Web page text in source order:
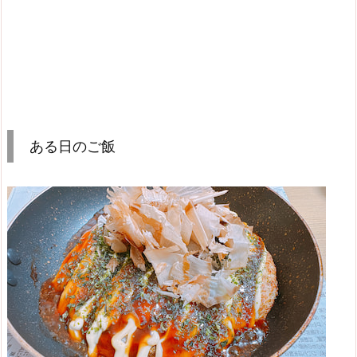
ある日のご飯